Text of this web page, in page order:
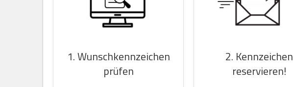
1. Wunschkennzeichen
prüfen
2. Kennzeichen
reservieren!